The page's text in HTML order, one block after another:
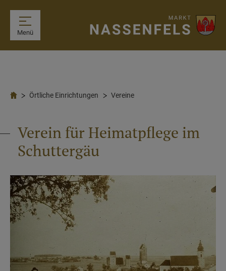
Menü
Örtliche Einrichtungen Vereine
Verein für Heimatpflege im
Schuttergäu